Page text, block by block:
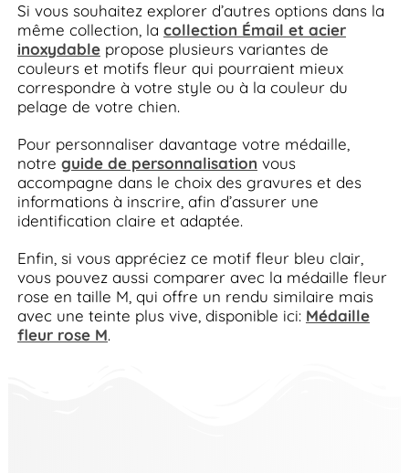
Si vous souhaitez explorer d’autres options dans la
même collection, la collection Émail et acier
inoxydablepropose plusieurs variantes de
couleurs et motifs fleur qui pourraient mieux
correspondre à votre style ou à la couleur du
pelage de votre chien.
Pour personnaliser davantage votre médaille,
notre guide de personnalisation vous
accompagne dans le choix des gravures et des
informations à inscrire, afin d’assurer une
identification claire et adaptée.
Enfin, si vous appréciez ce motif fleur bleu clair,
vous pouvez aussi comparer avec la médaille fleur
rose en taille M, qui offre un rendu similaire mais
avec une teinte plus vive, disponible ici: Médaille
fleur rose M.